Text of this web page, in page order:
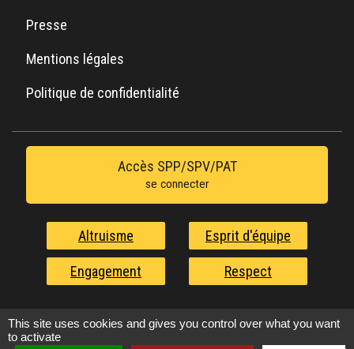
Presse
Mentions légales
Politique de confidentialité
Accès SPP/SPV/PAT
se connecter
Altruisme Esprit d'équipe
Engagement Respect
This site uses cookies and gives you control over what you want
to activate